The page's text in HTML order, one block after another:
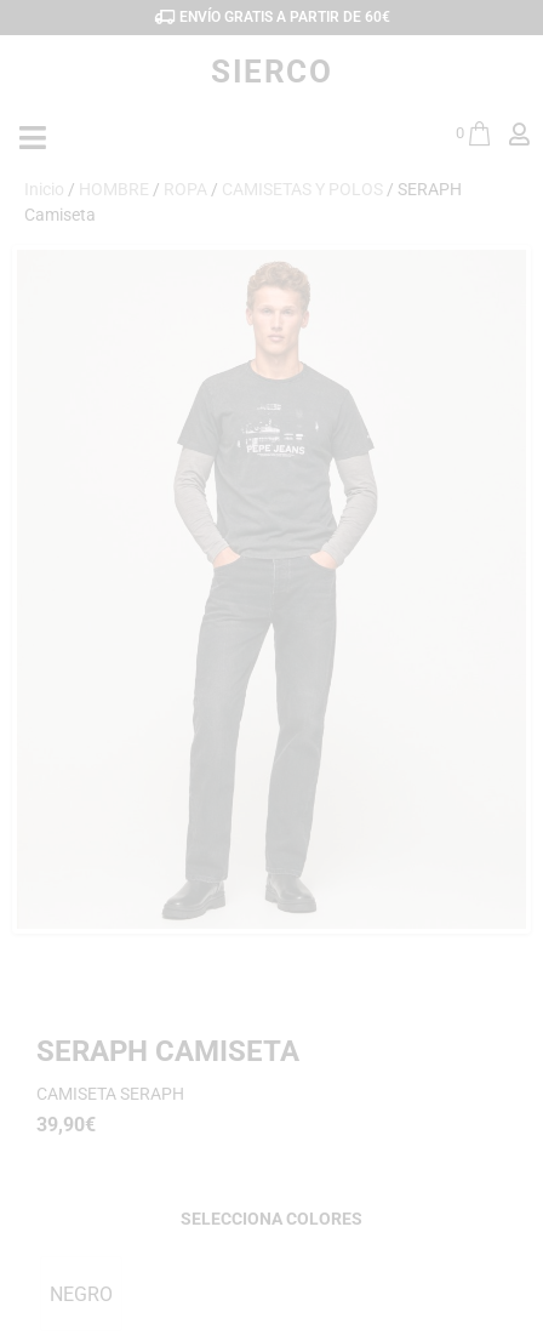
ENVÍO GRATIS A PARTIR DE 60€
SIERCO
0
Inicio / HOMBRE / ROPA / CAMISETAS Y POLOS / SERAPH
Camiseta
SERAPH CAMISETA
CAMISETA SERAPH
39,90€
COLORES
NEGRO